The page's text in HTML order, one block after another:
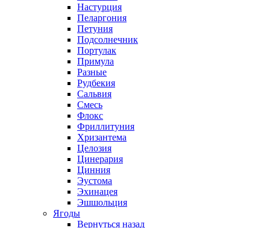
Настурция
Пеларгония
Петуния
Подсолнечник
Портулак
Примула
Разные
Рудбекия
Сальвия
Смесь
Флокс
Фриллитуния
Хризантема
Целозия
Цинерария
Цинния
Эустома
Эхинацея
Эшшольция
Ягоды
Вернуться назад